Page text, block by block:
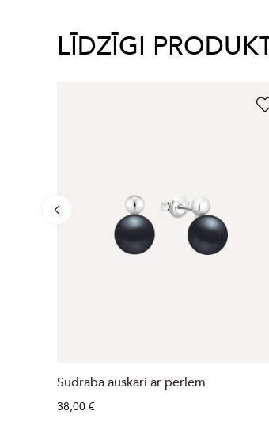
LĪDZĪGI
Sudraba auskari ar pērlēm
38,00 €